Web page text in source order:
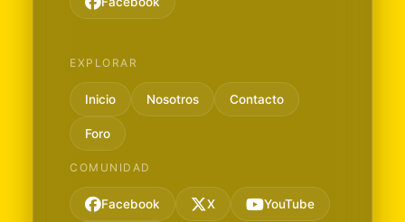
EXPLORAR
Inicio Nosotros Contacto
Foro
COMUNIDAD
Facebook X YouTube